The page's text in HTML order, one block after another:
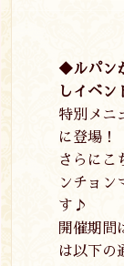
◆ルパン
しイベン
特別メニ
に登場！
さらにこ
ンチョン
す♪
開催期間
は以下の